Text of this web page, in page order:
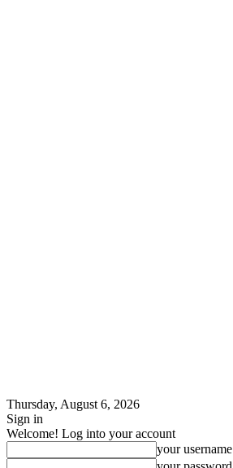
Thursday, August 6, 2026
Sign in
Welcome! Log into your account
your username